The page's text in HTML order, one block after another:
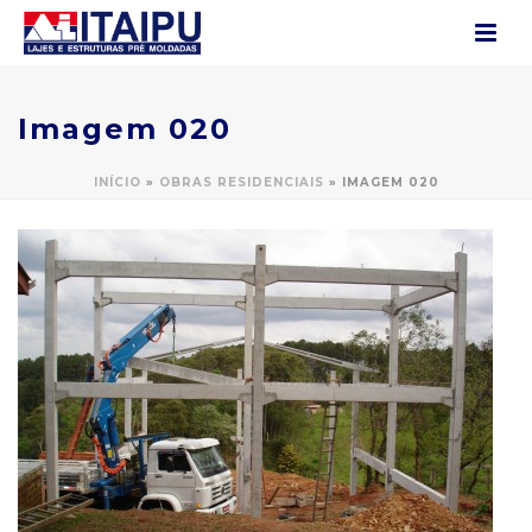
Imagem 020
INÍCIO » OBRAS RESIDENCIAIS » IMAGEM 020